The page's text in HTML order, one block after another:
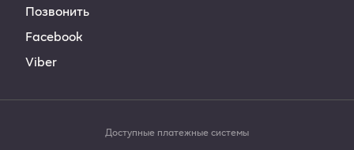
Позвонить
Facebook
Viber
Доступные платежные системы